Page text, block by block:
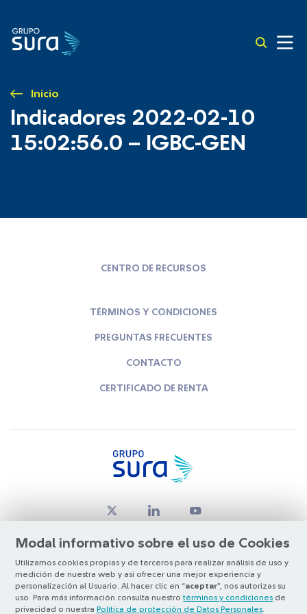
Inicio
Indicadores 2022-02-10
15:02:56.0 – IGBC-GEN
Modal informativo sobre el uso de Cookies
Utilizamos cookies propias y de terceros para realizar análisis de uso y
medición de nuestra web y así ofrecer una mejor experiencia y
personalización al Usuario. Al hacer clic en “aceptar”, nos autorizas su
uso. Para más información consulta nuestro términos y condiciones de
privacidad o nuestra Política de protección de Datos Personales
CENTRO DE RECURSOS
TÉRMINOS Y CONDICIONES
PREGUNTAS FRECUENTES
CONTACTO
CERTIFICADO DE RENTA
© Copyright Grupo SURA 2026